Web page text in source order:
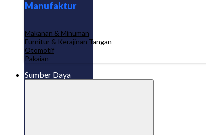
Manufaktur
Makanan & Minuman
Furnitur & Kerajinan Tangan
Otomotif
Pakaian
Sumber Daya